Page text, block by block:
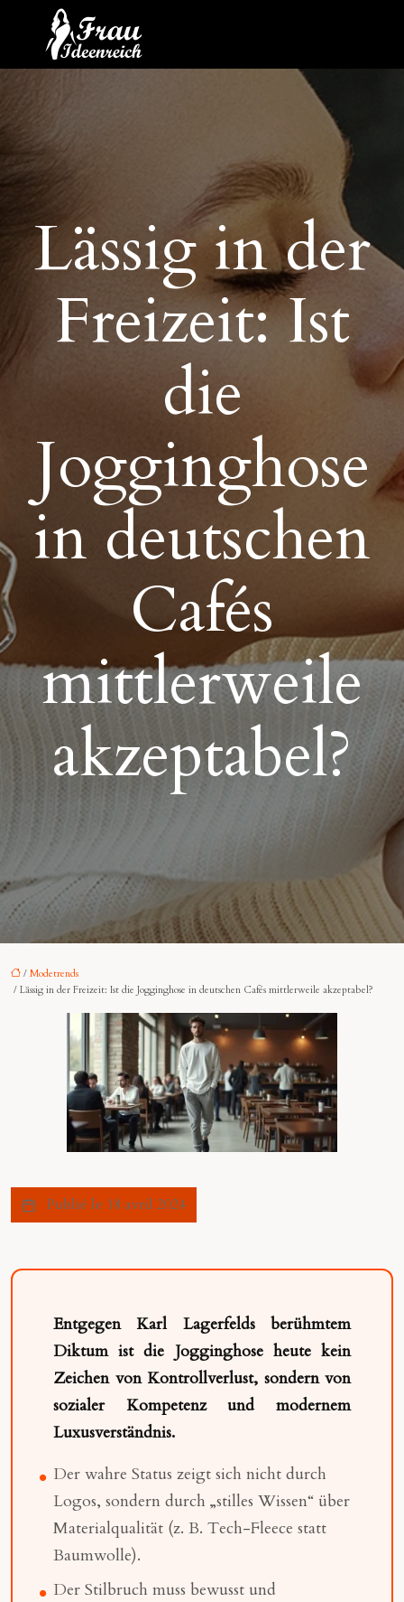
Lässig in der
Freizeit: Ist
die
Jogginghose
in deutschen
Cafés
mittlerweile
akzeptabel?
/ Modetrends
/ Lässig in der Freizeit: Ist die Jogginghose in deutschen Cafés mittlerweile akzeptabel?
Publié le 18 avril 2024
Entgegen Karl Lagerfelds berühmtem
Diktum ist die Jogginghose heute kein
Zeichen von Kontrollverlust, sondern von
sozialer Kompetenz und modernem
Luxusverständnis.
Der wahre Status zeigt sich nicht durch
Logos, sondern durch „stilles Wissen“ über
Materialqualität (z. B. Tech-Fleece statt
Baumwolle).
Der Stilbruch muss bewusst und